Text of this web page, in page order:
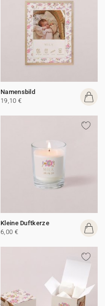
Namensbild
19,10 €
Kleine Duftkerze
6,00 €